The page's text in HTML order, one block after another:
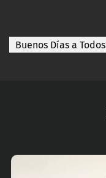
Buenos Días a Todos